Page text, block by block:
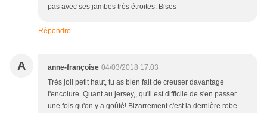
pas avec ses jambes très étroites. Bises
Répondre
A anne-françoise 04/03/2018 17:03
Très joli petit haut, tu as bien fait de creuser davantage
l'encolure. Quant au jersey,, qu'il est difficile de s'en passer
une fois qu'on y a goûté! Bizarrement c'est la dernière robe